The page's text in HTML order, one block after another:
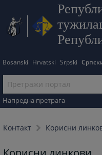
Bosanski Hrvatski Srpski
Напредна претрага
Контакт Корисни